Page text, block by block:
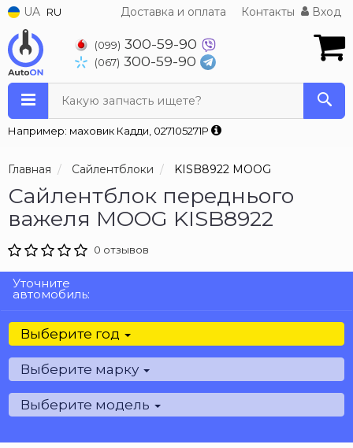
UA RU Доставка и оплата Контакты Вход
(099) 300-59-90
(067) 300-59-90
Какую запчасть ищете?
Например: маховик Кадди, 027105271P
Главная Сайлентблоки KISB8922 MOOG
Сайлентблок переднього
важеля MOOG KISB8922
0 отзывов
Уточните
автомобиль:
Выберите год
Выберите марку
Выберите модель